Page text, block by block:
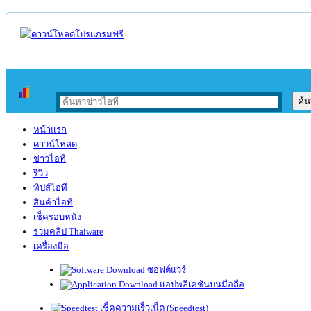
หน้าแรก
ดาวน์โหลด
ข่าวไอที
รีวิว
ทิปส์ไอที
สินค้าไอที
เช็ครอบหนัง
รวมคลิป Thaiware
เครื่องมือ
ซอฟต์แวร์
แอปพลิเคชันบนมือถือ
เช็คความเร็วเน็ต (Speedtest)